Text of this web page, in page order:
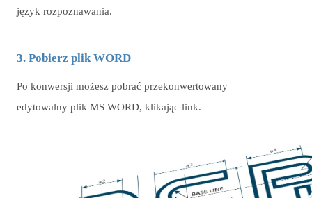
język rozpoznawania.
3. Pobierz plik WORD
Po konwersji możesz pobrać przekonwertowany
edytowalny plik MS WORD, klikając link.